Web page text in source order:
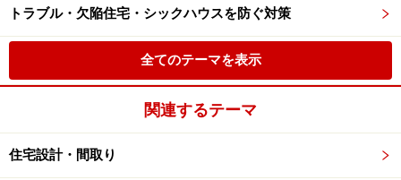
トラブル・欠陥住宅・シックハウスを防ぐ対策
全てのテーマを表示
関連するテーマ
住宅設計・間取り